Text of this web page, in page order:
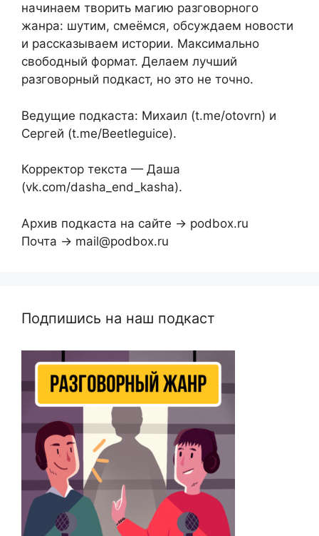
начинаем творить магию разговорного
жанра: шутим, смеёмся, обсуждаем новости
и рассказываем истории. Максимально
свободный формат. Делаем лучший
разговорный подкаст, но это не точно.
Ведущие подкаста: Михаил (t.me/otovrn) и
Сергей (t.me/Beetleguice).
Корректор текста — Даша
(vk.com/dasha_end_kasha).
Архив подкаста на сайте → podbox.ru
Почта → mail@podbox.ru
Подпишись на наш подкаст